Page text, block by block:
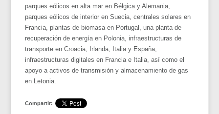
parques eólicos en alta mar en Bélgica y Alemania,
parques eólicos de interior en Suecia, centrales solares en
Francia, plantas de biomasa en Portugal, una planta de
recuperación de energía en Polonia, infraestructuras de
transporte en Croacia, Irlanda, Italia y España,
infraestructuras digitales en Francia e Italia, así como el
apoyo a activos de transmisión y almacenamiento de gas
en Letonia.
Compartir: